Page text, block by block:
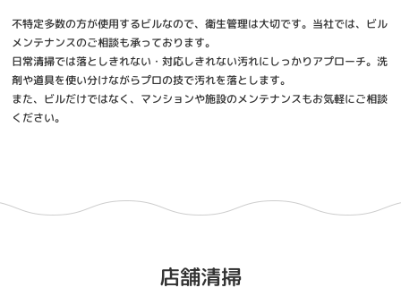
不特定多数の方が使用するビルなので、衛生管理は大切です。当社では、ビル
メンテナンスのご相談も承っております。
日常清掃では落としきれない・対応しきれない汚れにしっかりアプローチ。洗
剤や道具を使い分けながらプロの技で汚れを落とします。
また、ビルだけではなく、マンションや施設のメンテナンスもお気軽にご相談
ください。
店舗清掃